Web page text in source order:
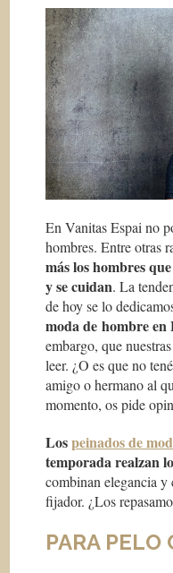
En Vanitas Espai no
hombres. Entre otras
más los hombres
y se cuidan. La
de hoy se lo
moda de hombre en
embargo, que
leer. ¿O es que no
amigo o hermano al
momento, os pide
Lospeinados de
temporada realzan
combinan elegancia
fijador. ¿Los
PARA PELO